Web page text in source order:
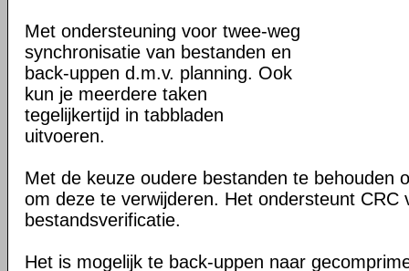
Met ondersteuning voor twee-weg
synchronisatie van bestanden en
back-uppen d.m.v. planning. Ook
kun je meerdere taken
tegelijkertijd in tabbladen
uitvoeren.
Met de keuze oudere bestanden te behouden
om deze te verwijderen. Het ondersteunt CRC
bestandsverificatie.
Het is mogelijk te back-uppen naar